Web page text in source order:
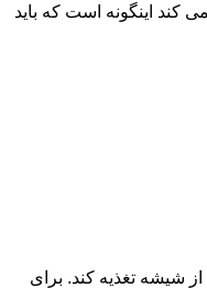
کند اینگونه است که باید
از شیشه تغذیه کند. برای